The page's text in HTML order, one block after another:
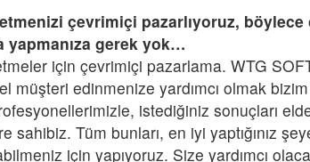
çevrimiçi pazarlıyoruz,
yapmanıza gerek yok…
için çevrimiçi pazarlama. WTG
müşteri edinmenize yardımcı olmak
istediğiniz sonuçları
sahibiz. Tüm bunları, en iyi yaptığınız
için yapıyoruz. Size yardımcı